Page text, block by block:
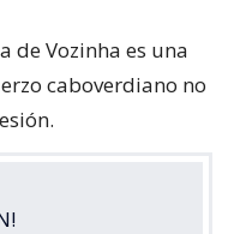
de Vozinha es una
caboverdiano no